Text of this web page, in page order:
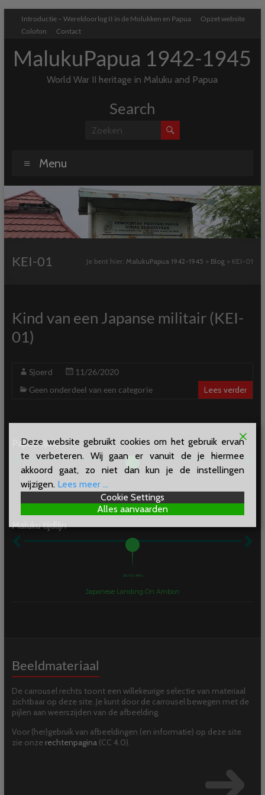
inhoud
Introductie – Wereldoorlog II in de Molukken en Papua
Opzet website
Colofon
Contact
MalukuPapua 1942-1945
World War II heritage in Maluku and Papua
Search
Menu
KEI-01 Je bent hier: MalukuPapua 1942-1945 > Blog > KEI-01
Kind van een Japanse militair (KEI-
01)
Sjoerd
11/26/2020
Geen onderdeel van een categorie
Lees verder
Papua tijdlijn
12 / 04 / 1942
Verzet In De Vogelkop
Maluku tijdlijn
30 / 01 / 1942
Japanese Landing On Ambon
Beeldmateriaal
De carrousel rechts toont een willekeurige selectie van materiaal
zichtbaar op deze site. Je kunt door de carrousel bewegen met de
pijlen aan weerszijden van de afbeelding.
Voor (her)gebruik van afbeeldingen (en informatie) op deze site
zie onze rechtenpagina(CC 4.0).
Deze website gebruikt cookies om het gebruik ervan
te verbeteren. Wij gaan er vanuit de je hiermee
akkoord gaat, zo niet dan kun je de instellingen
wijzigen. Lees meer ...
Cookie Settings
Alles aanvaarden